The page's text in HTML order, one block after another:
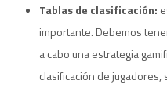
Tablas de clasificación:
importante. Debemos
a cabo una estrategia
clasificación de jugadores,